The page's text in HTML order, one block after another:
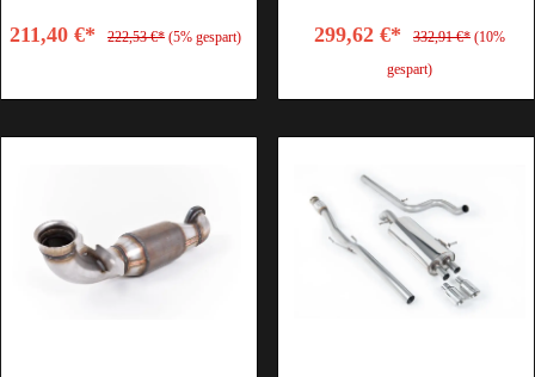
211,40 €* 222,53 €* (5% gespart) 299,62 €* 332,91 €* (10%
gespart)